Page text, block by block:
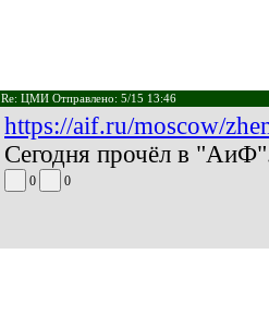
Re: ЦМИ Отправлено: 5/15 13:46
https://aif.ru/moscow/
Сегодня прочёл в
0 0